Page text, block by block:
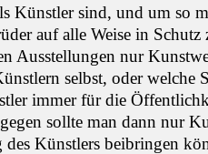
Künstler sind, und um so
auf alle Weise in Schutz
Ausstellungen nur
selbst, oder welche
immer für die
sollte man dann nur
Künstlers beibringen